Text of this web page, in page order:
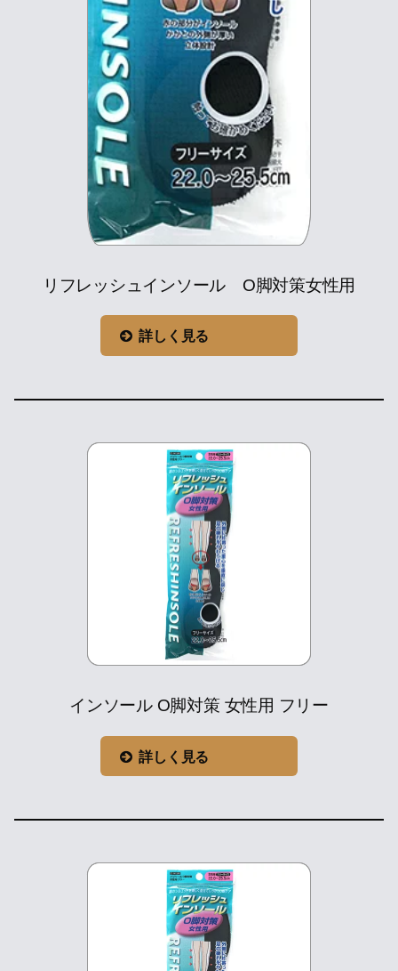
リフレッシュインソール O脚対策女性用
詳しく見る
インソール O脚対策 女性用 フリー
詳しく見る